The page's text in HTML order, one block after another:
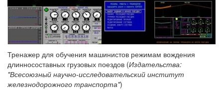
Тренажер для обучения машинистов режимам вождения
длинносоставных грузовых поездов (Издательства:
"Всесоюзный научно-исследовательский институт
железнодорожного транспорта")